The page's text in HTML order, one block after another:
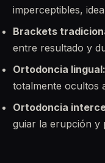
imperceptibles,
Brackets
entre resultado y
Ortodoncia lingual:
totalmente ocultos
Ortodoncia
guiar la erupción y